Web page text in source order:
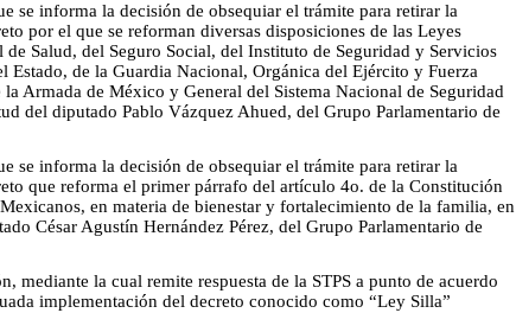
se informa la decisión de obsequiar el trámite para retirar la
por el que se reforman diversas disposiciones de las Leyes
de Salud, del Seguro Social, del Instituto de Seguridad y Servicios
Estado, de la Guardia Nacional, Orgánica del Ejército y Fuerza
Armada de México y General del Sistema Nacional de Seguridad
del diputado Pablo Vázquez Ahued, del Grupo Parlamentario de
se informa la decisión de obsequiar el trámite para retirar la
que reforma el primer párrafo del artículo 4o. de la Constitución
en materia de bienestar y fortalecimiento de la familia, en
César Agustín Hernández Pérez, del Grupo Parlamentario de
mediante la cual remite respuesta de la STPS a punto de acuerdo
implementación del decreto conocido como “Ley Silla”